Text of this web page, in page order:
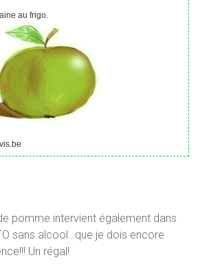
au frigo.
pomme intervient également dans
sans alcool…que je dois encore
Un régal!